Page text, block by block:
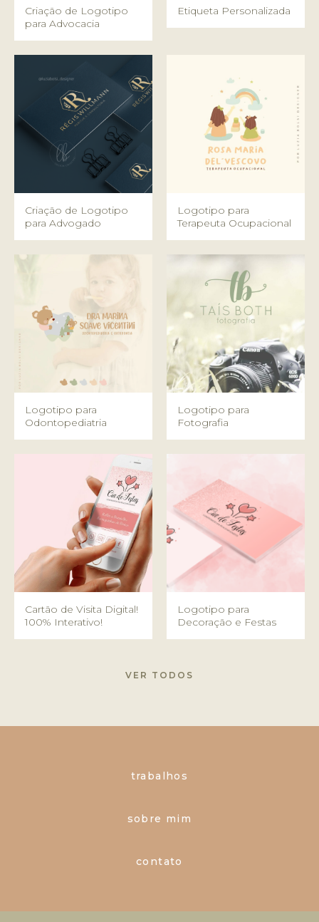
Criação de Logotipo
para Advocacia
Etiqueta Personalizada
Criação de Logotipo
para Advogado
Logotipo para
Terapeuta Ocupacional
Logotipo para
Odontopediatria
Logotipo para
Fotografia
Cartão de Visita Digital!
100% Interativo!
Logotipo para
Decoração e Festas
VER TODOS
trabalhos
sobre mim
contato